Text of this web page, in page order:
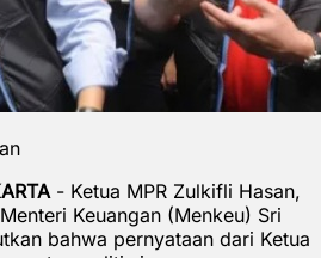
- Ketua MPR Zulkifli Hasan,
Keuangan (Menkeu) Sri
bahwa pernyataan dari Ketua